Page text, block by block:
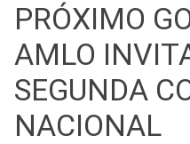
PRÓXIMO
AMLO
SEGUNDA
NACIONAL